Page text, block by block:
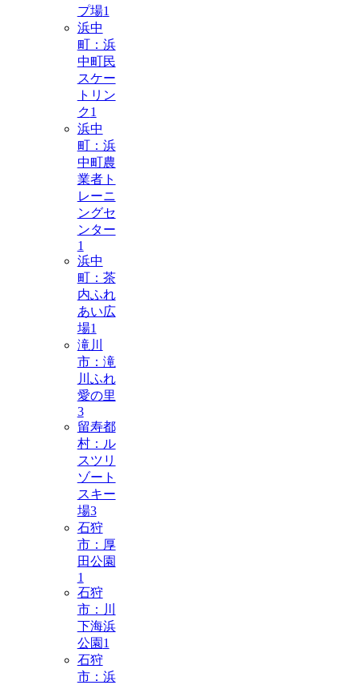
プ場1
浜中
町：浜
中町民
スケー
トリン
ク1
浜中
町：浜
中町農
業者ト
レーニ
ングセ
ンター
1
浜中
町：茶
内ふれ
あい広
場1
滝川
市：滝
川ふれ
愛の里
3
留寿都
村：ル
スツリ
ゾート
スキー
場3
石狩
市：厚
田公園
1
石狩
市：川
下海浜
公園 1
石狩
市：浜